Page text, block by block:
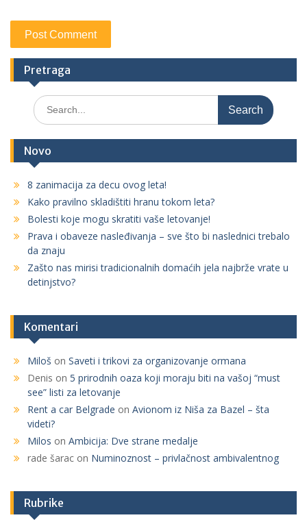
Pretraga
S
e
r
f
o
r
:
Novo
8 zanimacija za decu ovog leta!
Kako pravilno skladištiti hranu tokom leta?
Bolesti koje mogu skratiti vaše letovanje!
Prava i obaveze nasleđivanja – sve što bi naslednici trebalo
da znaju
Zašto nas mirisi tradicionalnih domaćih jela najbrže vrate u
detinjstvo?
Komentari
Miloš on Saveti i trikovi za organizovanje ormana
Denis on 5 prirodnih oaza koji moraju biti na vašoj “must
see” listi za letovanje
Rent a car Belgrade on Avionom iz Niša za Bazel – šta
videti?
Milos on Ambicija: Dve strane medalje
rade šarac on Numinoznost – privlačnost ambivalentnog
Rubrike